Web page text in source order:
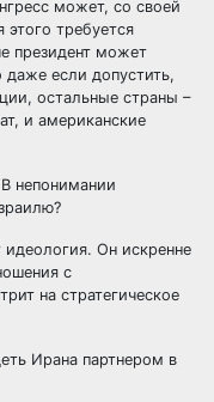
может, со своей
требуется
президент может
если допустить,
остальные страны –
и американские
непонимании
Он искренне
с
на стратегическое
Ирана партнером в